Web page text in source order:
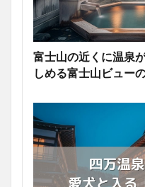
富士山の近くに温泉
しめる富士山ビュー